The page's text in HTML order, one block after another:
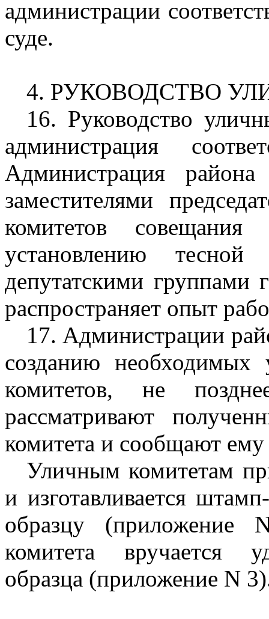
администрации
суде.
4. РУКОВОДСТВО
16. Руководство
администрация
Администрация
заместителями
комитетов
установлению
депутатскими группами
распространяет опыт
17. Администрации
созданию
комитетов, не
рассматривают
комитета и сообщают ему
Уличным комитетам
и изготавливается
образцу (приложение
комитета вручается
образца (приложение N